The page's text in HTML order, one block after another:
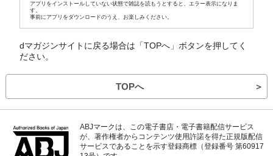
アプリをインストールしていない状態で雑誌を読もうとすると、エラー表示になりま
す。
事前にアプリをダウンロードのうえ、お楽しみください。
dマガジンサイトに戻る場合は「TOPへ」ボタンを押してく
ださい。
TOPへ ＞
ABJマークは、この電子書店・電子書籍配信サービス
が、著作権者からコンテンツ使用許諾を得た正規版配信
サービスであることを示す登録商標（登録番号 第60917